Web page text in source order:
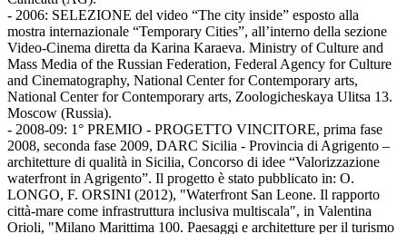
- 2006: SELEZIONE del video “The city inside” esposto alla
mostra internazionale “Temporary Cities”, all’interno della sezione
Video-Cinema diretta da Karina Karaeva. Ministry of Culture and
Mass Media of the Russian Federation, Federal Agency for Culture
and Cinematography, National Center for Contemporary arts,
National Center for Contemporary arts, Zoologicheskaya Ulitsa 13.
Moscow (Russia).
- 2008-09: 1° PREMIO - PROGETTO VINCITORE, prima fase
2008, seconda fase 2009, DARC Sicilia - Provincia di Agrigento –
architetture di qualità in Sicilia, Concorso di idee “Valorizzazione
waterfront in Agrigento”. Il progetto è stato pubblicato in: O.
LONGO, F. ORSINI (2012), "Waterfront San Leone. Il rapporto
città-mare come infrastruttura inclusiva multiscala", in Valentina
Orioli, "Milano Marittima 100. Paesaggi e architetture per il turismo